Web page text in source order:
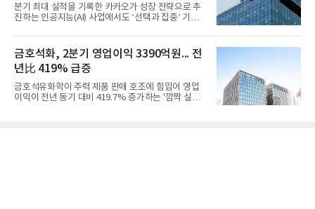
보수 영향과 원료 가격 변동에 따른 래깅 효과로 전분
기 대비 수익성은 둔화됐지만 흑자 전환 흐름을 유지
우호적인 환율 효과
분기 최대 실적을 기록한 카카오가 성장 전략으로 추
진하는 인공지능(AI) 사업에서도 ‘선택과 집중’ 기조
라 투자에 나서는 것과 달리, 카카오는 ‘카카오톡’이
라는 플랫폼 경쟁력을 활용한 AI 에이전트 서비스에
집중하는 전략이다. 과거 무리한 사업 확장 과정에서
겪었던 시행착오를 되풀이하지 않고 핵심 역량에 집
중하겠다는 취지로 풀이된다.7일 업계에 따르면 카카
오는 올해 2분기 연결 기준 매출 2조985억원, 영업이
익 2770억원을 기록했다. 전년 동기 대비 매출과 영업
금호석화, 2분기 영업이익 3390억원... 전
년比 419% 급증
금호석유화학이 주력 제품 판매 호조에 힘입어 영업
이익이 전년 동기 대비 419.7% 증가하는 '깜짝 실